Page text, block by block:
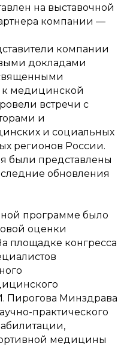
на выставочной
компании —
компании
докладами
медицинской
встречи с
и
и социальных
регионов России.
были представлены
обновления
программе было
оценки
площадке конгресса
Пирогова Минздрава
практического
медицины